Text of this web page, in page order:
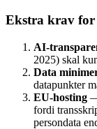
Ekstra krav for
AI-
2025) skal
Data
datapunkter
EU-hosting
fordi
persondata